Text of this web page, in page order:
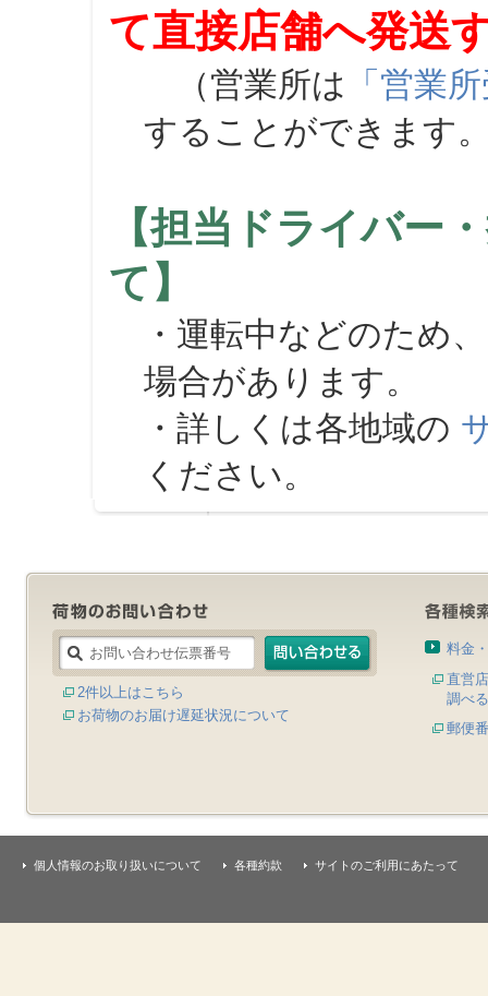
て直接店舗へ発送
（営業所は 「営業
することができます
【担当ドライバー
て】
・運転中などのため
場合があります。
・詳しくは各地域の
ください。
2件以上はこちら
お荷物のお届け遅延状況について
料金
直営
調べる
郵便
個人情報のお取り扱いについて 各種約款 サイトのご利用にあたって